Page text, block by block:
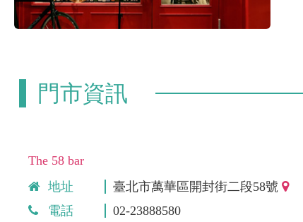
門市資訊
The 58 bar
地址
臺北市萬華區開封街二段58號
電話
02-23888580